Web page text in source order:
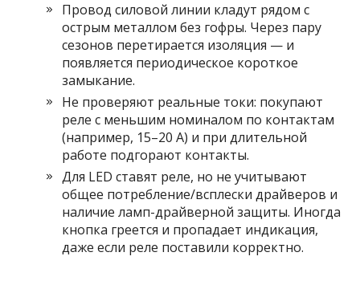
Провод силовой линии кладут рядом с
острым металлом без гофры. Через пару
сезонов перетирается изоляция — и
появляется периодическое короткое
замыкание.
Не проверяют реальные токи: покупают
реле с меньшим номиналом по контактам
(например, 15–20 А) и при длительной
работе подгорают контакты.
Для LED ставят реле, но не учитывают
общее потребление/всплески драйверов и
наличие ламп-драйверной защиты. Иногда
кнопка греется и пропадает индикация,
даже если реле поставили корректно.